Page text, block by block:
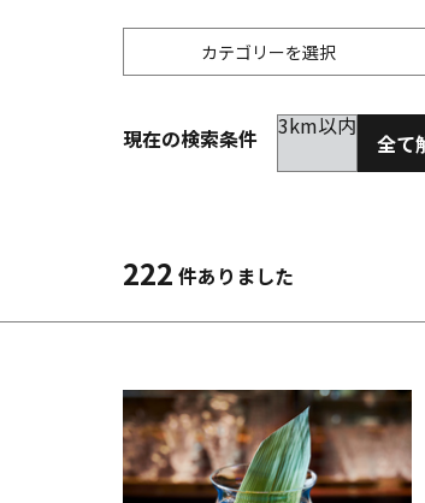
カテゴリーを選択
居酒屋
韓国料理
その他グルメ
金沢(片町･香林坊･にし茶屋周
金沢市他・野々市・白山・内灘
未選択
現在の検索条件 3km以内
全て
222 件ありました